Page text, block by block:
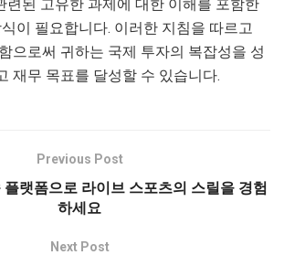
련된 고유한 과제에 대한 이해를 포함한
이 필요합니다. 이러한 지침을 따르고
으로써 귀하는 국제 투자의 복잡성을 성
재무 목표를 달성할 수 있습니다.
Previous Post
랫폼으로 라이브 스포츠의 스릴을 경험
하세요
Next Post